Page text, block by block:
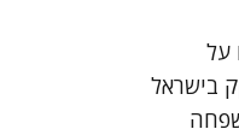
על
בישראל